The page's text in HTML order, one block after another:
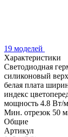
19 моделей
Характеристики
Светодиодная
силиконовый
белая плата
индекс
мощность 4.8 Вт/
Мин. отрезок 50
Общие
Артикул